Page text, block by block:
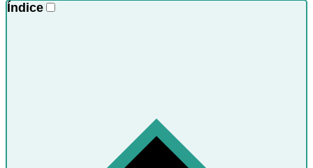
Índice